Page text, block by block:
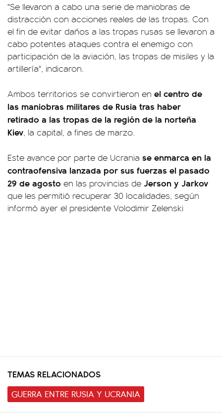
"Se llevaron a cabo una serie de maniobras de
distracción con acciones reales de las tropas. Con
el fin de evitar daños a las tropas rusas se llevaron a
cabo potentes ataques contra el enemigo con
participación de la aviación, las tropas de misiles y la
artillería", indicaron.
Ambos territorios se convirtieron en el centro de
las maniobras militares de Rusia tras haber
retirado a las tropas de la región de la norteña
Kiev, la capital, a fines de marzo.
Este avance por parte de Ucrania se enmarca en la
contraofensiva lanzada por sus fuerzas el pasado
29 de agosto en las provincias de Jerson y Jarkov
que les permitió recuperar 30 localidades, según
informó ayer el presidente Volodimir Zelenski
TEMAS RELACIONADOS
GUERRA ENTRE RUSIA Y UCRANIA